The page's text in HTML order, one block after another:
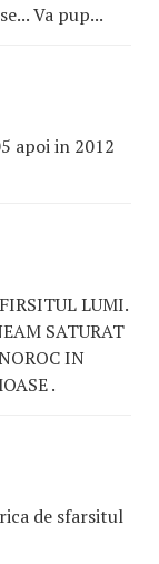
Va pup...
apoi in 2012
LUMI.
SATURAT
IN
.
de sfarsitul